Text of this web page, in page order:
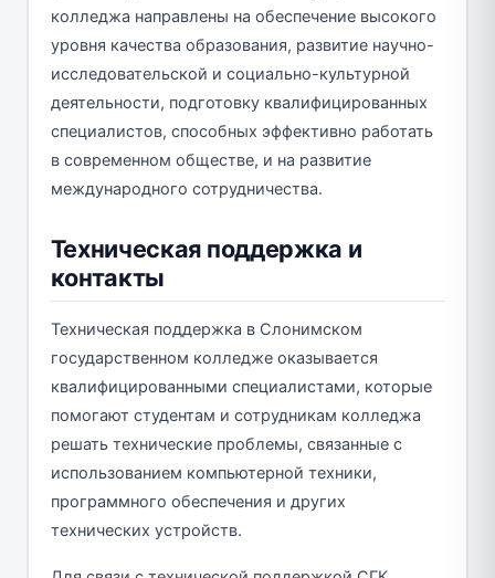
колледжа направлены на обеспечение высокого
уровня качества образования, развитие научно-
исследовательской и социально-культурной
деятельности, подготовку квалифицированных
специалистов, способных эффективно работать
в современном обществе, и на развитие
международного сотрудничества.
Техническая поддержка и
контакты
Техническая поддержка в Слонимском
государственном колледже оказывается
квалифицированными специалистами, которые
помогают студентам и сотрудникам колледжа
решать технические проблемы, связанные с
использованием компьютерной техники,
программного обеспечения и других
технических устройств.